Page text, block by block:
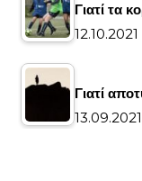
Γιατί τα
12.10.2021
Γιατί
13.09.2021